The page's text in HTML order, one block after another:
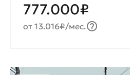
777.000₽
от 13.016₽/мес.